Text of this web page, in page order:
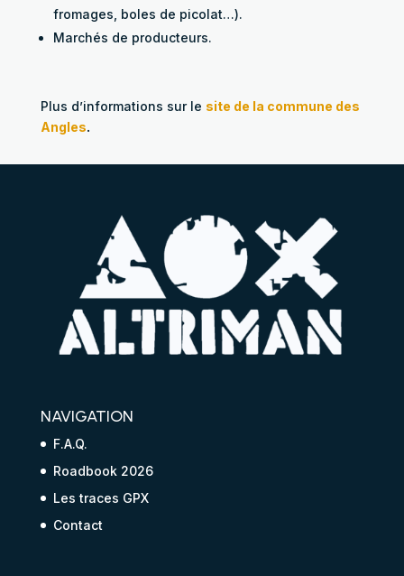
fromages, boles de picolat…).
Marchés de producteurs.
Plus d’informations sur le site de la commune des
Angles.
NAVIGATION
F.A.Q.
Roadbook 2026
Les traces GPX
Contact